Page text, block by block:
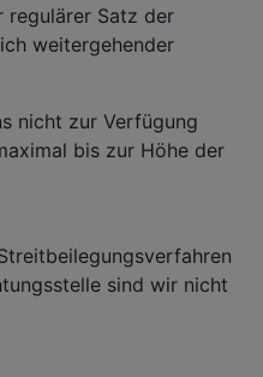
regulärer Satz der
weitergehender
nicht zur Verfügung
bis zur Höhe der
sind wir nicht